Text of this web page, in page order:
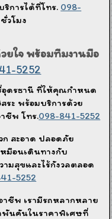
ริการได้ที่โทร. 098-
วโมง
ยใจ พร้อมทีมงานมือ
5252
ดรธานี ที่ให้คุณกำหนด
ระ พร้อมบริการด้วย
ชีพ โทร.098-841-5252
ก สะอาด ปลอดภัย
หมือนเดินทางกับ
มสุขและไร้กังวลตลอด
5252
ชีพ เรามีรถหลากหลาย
พันคันในราคาพิเศษที่